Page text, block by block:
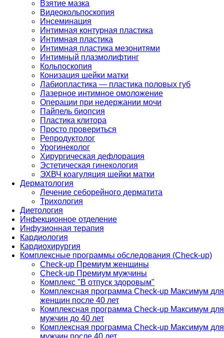
Взятие мазка
Видеокольпоскопия
Инсеминация
Интимная контурная пластика
Интимная пластика
Интимная пластика мезонитями
Интимный плазмолифтинг
Кольпоскопия
Конизация шейки матки
Лабиопластика — пластика половых губ
Лазерное интимное омоложение
Операции при недержании мочи
Пайпель биопсия
Пластика клитора
Просто провериться
Репродуктолог
Урогинеколог
Хирургическая дефлорация
Эстетическая гинекология
ЭХВЧ коагуляция шейки матки
Дерматология
Лечение себорейного дерматита
Трихология
Диетология
Инфекционное отделение
Инфузионная терапия
Кардиология
Кардиохирургия
Комплексные программы обследования (Check-up)
Check-up Премиум женщины
Check-up Премиум мужчины
Комплекс "В отпуск здоровым"
Комплексная программа Check-up Максимум для
женщин после 40 лет
Комплексная программа Check-up Максимум для
мужчин до 40 лет
Комплексная программа Check-up Максимум для